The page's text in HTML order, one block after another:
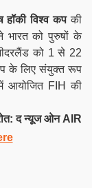
हॉकी विश्व कपकी
भारत को पुरुषों के
को 1 से 22
के लिए संयुक्त रूप
आयोजित FIH की
द न्यूज ओनAIR